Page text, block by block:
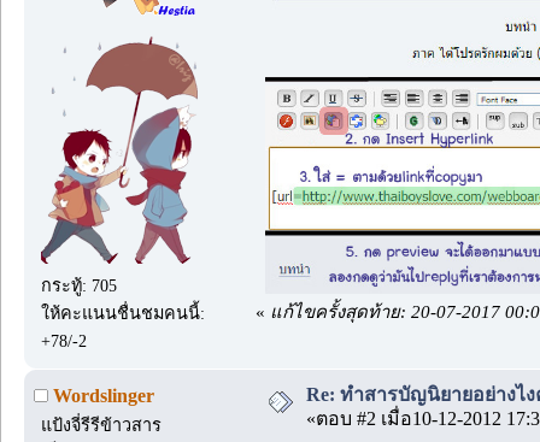
กระทู้: 705
ให้คะแนนชื่นชมคนนี้:
+78/-2
« แก้ไขครั้งสุดท้าย: 20-07-2017
Wordslinger
แป้งจี่รีรีข้าวสาร
Re: ทำสารบัญนิยายอย่างไ
«ตอบ #2 เมื่อ10-12-2012